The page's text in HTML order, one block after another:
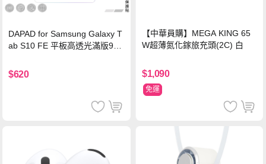
DAPAD for Samsung Galaxy T
ab S10 FE 平板高透光滿版9H
$620
【中華員購】MEGA KING 65
W超薄氮化鎵旅充頭(2C) 白
$1,090
免運